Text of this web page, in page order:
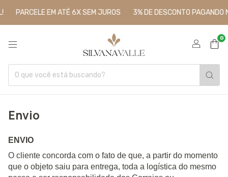
EM ATÉ 6X SEM JUROS 3% DE DESCONTO PAGANDO NO
0
Envio
ENVIO
O cliente concorda com o fato de que, a partir do momento
que o objeto saiu para entrega, toda a logística do mesmo